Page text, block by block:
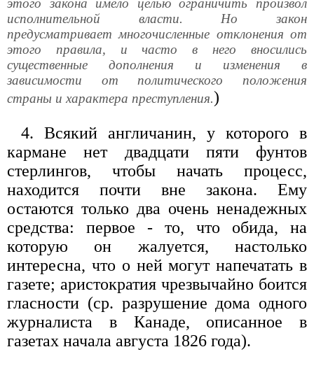
этого закона имело целью ограничить произвол
исполнительной власти. Но закон
предусматривает многочисленные отклонения от
этого правила, и часто в него вносились
существенные дополнения и изменения в
зависимости от политического положения
страны и характера преступления.)
4. Всякий англичанин, у которого в
кармане нет двадцати пяти фунтов
стерлингов, чтобы начать процесс,
находится почти вне закона. Ему
остаются только два очень ненадежных
средства: первое - то, что обида, на
которую он жалуется, настолько
интересна, что о ней могут напечатать в
газете; аристократия чрезвычайно боится
гласности (ср. разрушение дома одного
журналиста в Канаде, описанное в
газетах начала августа 1826 года).